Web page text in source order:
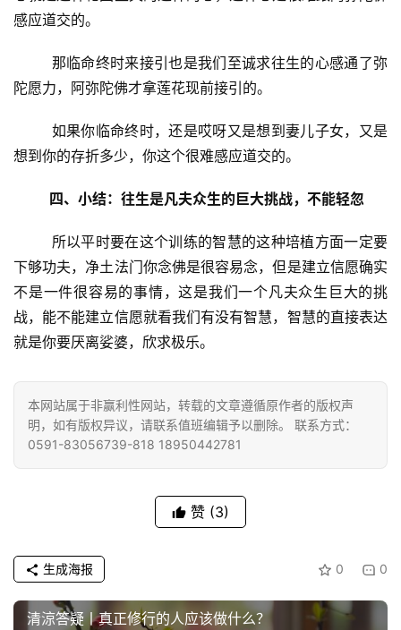
慈
人
物
寺
巡
礼
佛
教
感应道交的。
那临命终时来接引也是我们至诚求往生的心感通了弥
陀愿力，阿弥陀佛才拿莲花现前接引的。
如果你临命终时，还是哎呀又是想到妻儿子女，又是
想到你的存折多少，你这个很难感应道交的。
四、小结：往生是凡夫众生的巨大挑战，不能轻忽
所以平时要在这个训练的智慧的这种培植方面一定要
下够功夫，净土法门你念佛是很容易念，但是建立信愿确实
不是一件很容易的事情，这是我们一个凡夫众生巨大的挑
战，能不能建立信愿就看我们有没有智慧，智慧的直接表达
就是你要厌离娑婆，欣求极乐。
本网站属于非赢利性网站，转载的文章遵循原作者的版权声
明，如有版权异议，请联系值班编辑予以删除。 联系方式：
0591-83056739-818 18950442781
赞 (3)
0 0
生成海报
清涼答疑丨真正修行的人应该做什么？